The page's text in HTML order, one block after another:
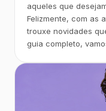
aqueles que
Felizmente, com as
trouxe novidades
guia completo,